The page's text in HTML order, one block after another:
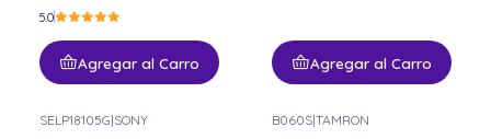
5.0
Agregar al Carro Agregar al Carro
SELP18105G|SONY B060S|TAMRON